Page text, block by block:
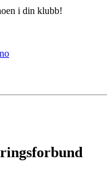
i din klubb!